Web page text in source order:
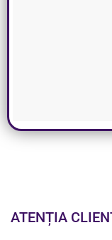
ATENȚIA